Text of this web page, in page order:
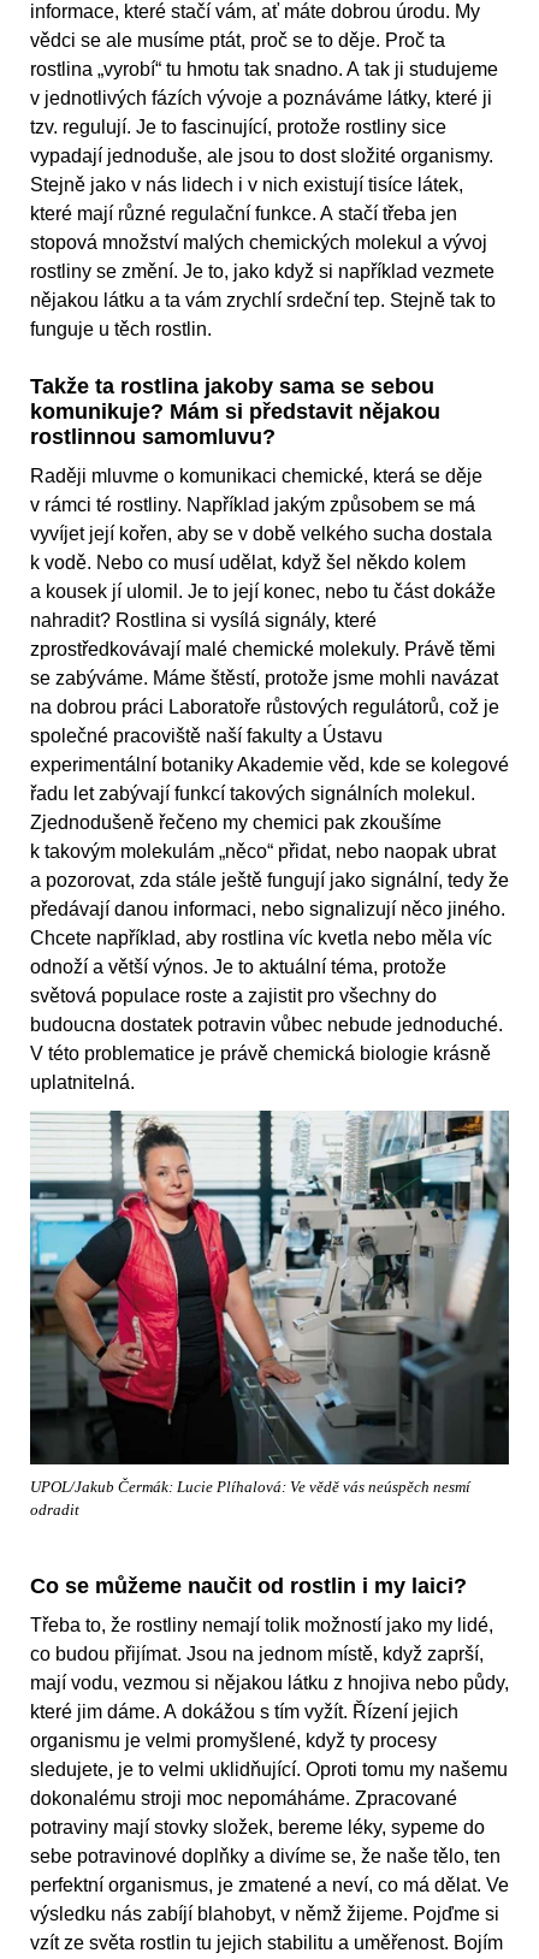
informace, které stačí vám, ať máte dobrou úrodu. My
vědci se ale musíme ptát, proč se to děje. Proč ta
rostlina „vyrobí“ tu hmotu tak snadno. A tak ji studujeme
v jednotlivých fázích vývoje a poznáváme látky, které ji
tzv. regulují. Je to fascinující, protože rostliny sice
vypadají jednoduše, ale jsou to dost složité organismy.
Stejně jako v nás lidech i v nich existují tisíce látek,
které mají různé regulační funkce. A stačí třeba jen
stopová množství malých chemických molekul a vývoj
rostliny se změní. Je to, jako když si například vezmete
nějakou látku a ta vám zrychlí srdeční tep. Stejně tak to
funguje u těch rostlin.
Takže ta rostlina jakoby sama se sebou
komunikuje? Mám si představit nějakou
rostlinnou samomluvu?
Raději mluvme o komunikaci chemické, která se děje
v rámci té rostliny. Například jakým způsobem se má
vyvíjet její kořen, aby se v době velkého sucha dostala
k vodě. Nebo co musí udělat, když šel někdo kolem
a kousek jí ulomil. Je to její konec, nebo tu část dokáže
nahradit? Rostlina si vysílá signály, které
zprostředkovávají malé chemické molekuly. Právě těmi
se zabýváme. Máme štěstí, protože jsme mohli navázat
na dobrou práci Laboratoře růstových regulátorů, což je
společné pracoviště naší fakulty a Ústavu
experimentální botaniky Akademie věd, kde se kolegové
řadu let zabývají funkcí takových signálních molekul.
Zjednodušeně řečeno my chemici pak zkoušíme
k takovým molekulám „něco“ přidat, nebo naopak ubrat
a pozorovat, zda stále ještě fungují jako signální, tedy že
předávají danou informaci, nebo signalizují něco jiného.
Chcete například, aby rostlina víc kvetla nebo měla víc
odnoží a větší výnos. Je to aktuální téma, protože
světová populace roste a zajistit pro všechny do
budoucna dostatek potravin vůbec nebude jednoduché.
V této problematice je právě chemická biologie krásně
uplatnitelná.
UPOL/Jakub Čermák: Lucie Plíhalová: Ve vědě vás neúspěch nesmí
odradit
Co se můžeme naučit od rostlin i my laici?
Třeba to, že rostliny nemají tolik možností jako my lidé,
co budou přijímat. Jsou na jednom místě, když zaprší,
mají vodu, vezmou si nějakou látku z hnojiva nebo půdy,
které jim dáme. A dokážou s tím vyžít. Řízení jejich
organismu je velmi promyšlené, když ty procesy
sledujete, je to velmi uklidňující. Oproti tomu my našemu
dokonalému stroji moc nepomáháme. Zpracované
potraviny mají stovky složek, bereme léky, sypeme do
sebe potravinové doplňky a divíme se, že naše tělo, ten
perfektní organismus, je zmatené a neví, co má dělat. Ve
výsledku nás zabíjí blahobyt, v němž žijeme. Pojďme si
vzít ze světa rostlin tu jejich stabilitu a uměřenost. Bojím